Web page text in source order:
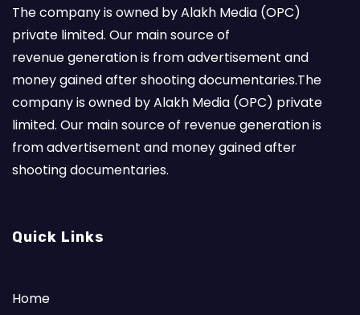
The company is owned by Alakh Media (OPC)
private limited. Our main source of
revenue generation is from advertisement and
money gained after shooting documentaries.The
company is owned by Alakh Media (OPC) private
limited. Our main source of revenue generation is
from advertisement and money gained after
shooting documentaries.
Quick Links
Home